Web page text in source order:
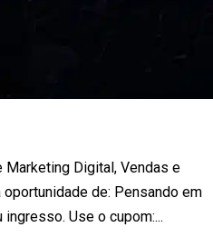
Digital, Vendas e
de: Pensando em
Use o cupom:...